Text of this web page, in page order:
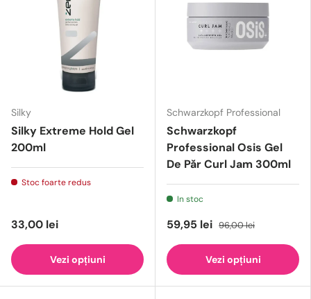
Silky
Silky Extreme Hold Gel
200ml
Stoc foarte redus
33,00 lei
Vezi opțiuni
Schwarzkopf Professional
Schwarzkopf
Professional Osis Gel
De Păr Curl Jam 300ml
In stoc
59,95 lei 96,00 lei
Vezi opțiuni